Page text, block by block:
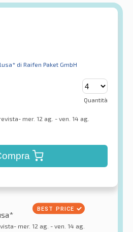
di Raifen Paket GmbH
Quantità
mer. 12 ag. - ven. 14 ag.
mer. 12 ag. - ven. 14 ag.